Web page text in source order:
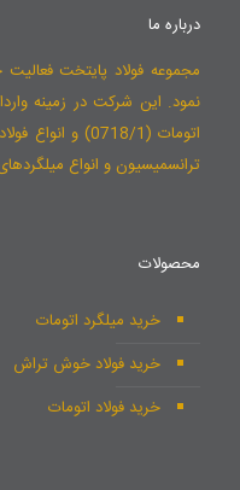
درباره ما
نمود. این شرکت در زمینه
ترانسمیسیون و انواع
محصولات
خرید میلگرد اتومات
خرید فولاد خوش تراش
خرید فولاد اتومات